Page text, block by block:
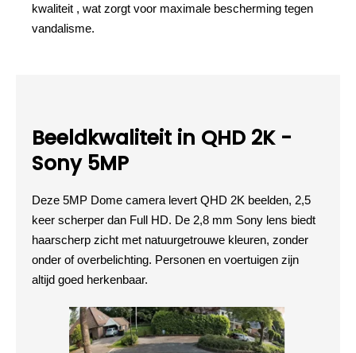
kwaliteit , wat zorgt voor maximale bescherming tegen
vandalisme.
Beeldkwaliteit in QHD 2K -
Sony 5MP
Deze 5MP Dome camera levert QHD 2K beelden, 2,5
keer scherper dan Full HD. De 2,8 mm Sony lens biedt
haarscherp zicht met natuurgetrouwe kleuren, zonder
onder of overbelichting. Personen en voertuigen zijn
altijd goed herkenbaar.